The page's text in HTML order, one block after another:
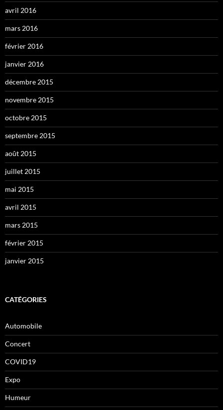
avril 2016
mars 2016
février 2016
janvier 2016
décembre 2015
novembre 2015
octobre 2015
septembre 2015
août 2015
juillet 2015
mai 2015
avril 2015
mars 2015
février 2015
janvier 2015
CATÉGORIES
Automobile
Concert
COVID19
Expo
Humeur